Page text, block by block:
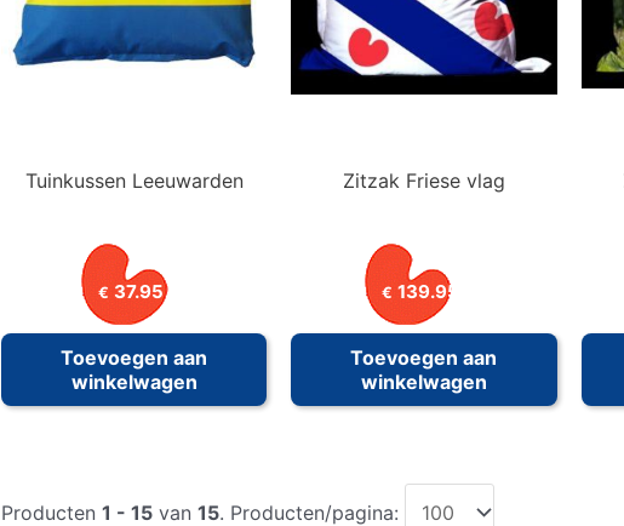
Tuinkussen Leeuwarden
€ 37.95
Toevoegen aan
winkelwagen
Zitzak Friese vlag
€ 139.95
Toevoegen aan
winkelwagen
Producten 1 - 15 van 15. Producten/pagina: